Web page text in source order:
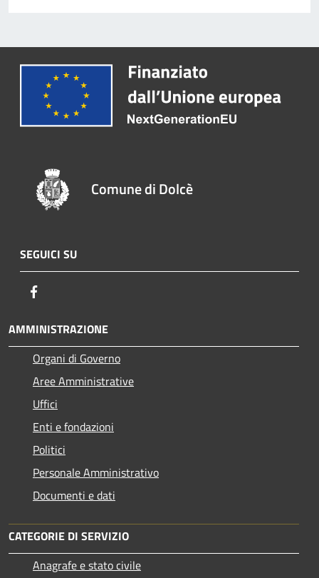
Comune di Dolcè
SEGUICI SU
AMMINISTRAZIONE
Organi di Governo
Aree Amministrative
Uffici
Enti e fondazioni
Politici
Personale Amministrativo
Documenti e dati
CATEGORIE DI SERVIZIO
Anagrafe e stato civile